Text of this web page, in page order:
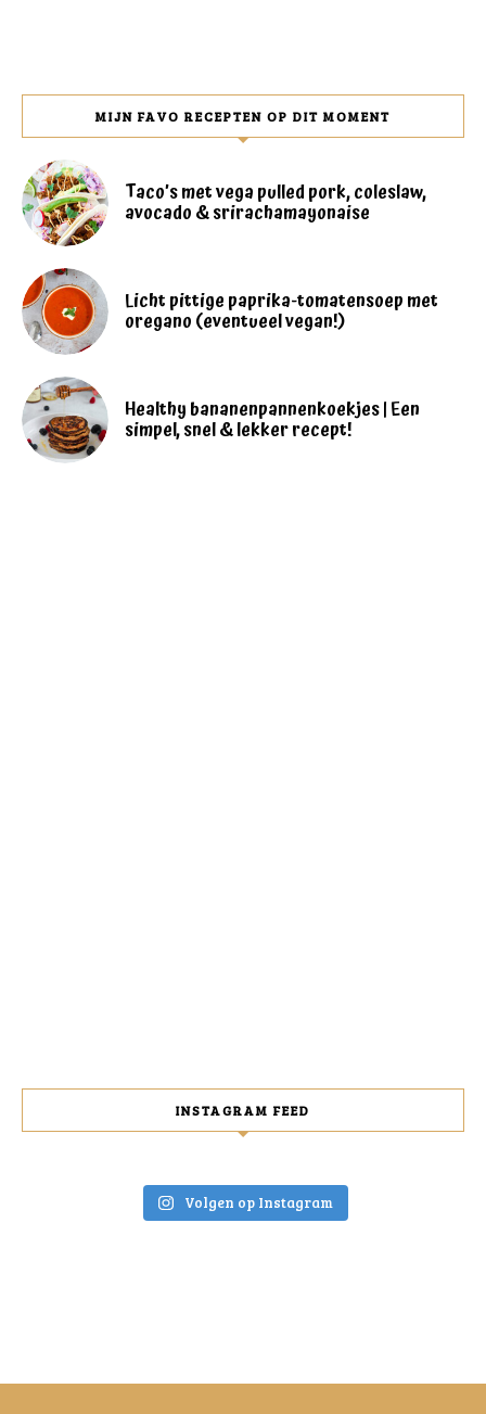
MIJN FAVO RECEPTEN OP DIT MOMENT
Taco’s met vega pulled pork, coleslaw,
avocado & srirachamayonaise
Licht pittige paprika-tomatensoep met
oregano (eventueel vegan!)
Healthy bananenpannenkoekjes | Een
simpel, snel & lekker recept!
INSTAGRAM FEED
Volgen op Instagram